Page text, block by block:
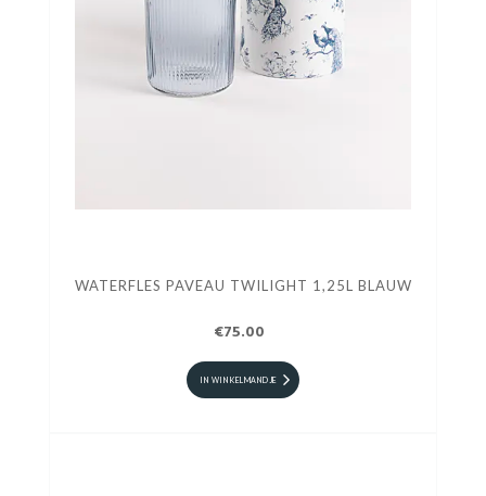
WATERFLES PAVEAU TWILIGHT 1,25L BLAUW
€75.00
IN WINKELMANDJE